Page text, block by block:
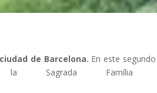
de Barcelona. En este
la Sagrada